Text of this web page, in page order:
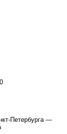
Петербурга —